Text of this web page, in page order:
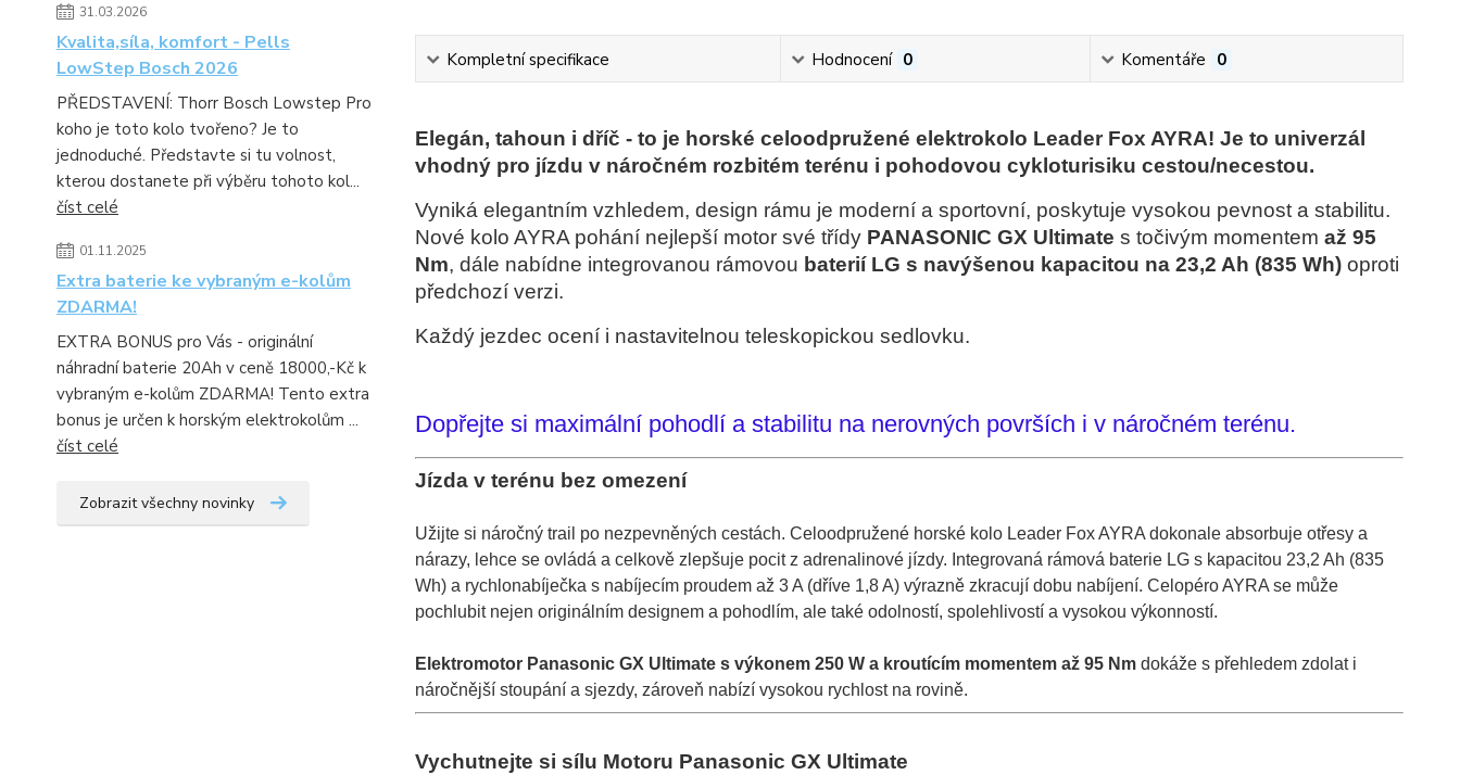
31.03.2026
Kvalita,síla, komfort - Pells
LowStep Bosch 2026
PŘEDSTAVENÍ: Thorr Bosch Lowstep Pro
koho je toto kolo tvořeno? Je to
jednoduché. Představte si tu volnost,
kterou dostanete při výběru tohoto kol...
číst celé
01.11.2025
Extra baterie ke vybraným e-kolům
ZDARMA!
EXTRA BONUS pro Vás - originální
náhradní baterie 20Ah v ceně 18000,-Kč k
vybraným e-kolům ZDARMA! Tento extra
bonus je určen k horským elektrokolům ...
číst celé
Zobrazit všechny novinky
Kompletní specifikace Hodnocení 0 Komentáře 0
Elegán, tahoun i dříč - to je horské celoodpružené elektrokolo Leader Fox AYRA! Je to univerzál
vhodný pro jízdu v náročném rozbitém terénu i pohodovou cykloturisiku cestou/necestou.
Vyniká elegantním vzhledem, design rámu je moderní a sportovní, poskytuje vysokou pevnost a stabilitu.
Nové kolo AYRA pohání nejlepší motor své třídy PANASONIC GX Ultimate s točivým momentem až 95
Nm, dále nabídne integrovanou rámovou baterií LG s navýšenou kapacitou na 23,2 Ah (835 Wh)oproti
předchozí verzi.
Každý jezdec ocení i nastavitelnou teleskopickou sedlovku.
Dopřejte si maximální pohodlí a stabilitu na nerovných površích i v náročném terénu.
Jízda v terénu bez omezení
Užijte si náročný trail po nezpevněných cestách. Celoodpružené horské kolo Leader Fox AYRA dokonale absorbuje otřesy a
nárazy, lehce se ovládá a celkově zlepšuje pocit z adrenalinové jízdy. Integrovaná rámová baterie LG s kapacitou 23,2 Ah (835
Wh) a rychlonabíječka s nabíjecím proudem až 3 A (dříve 1,8 A) výrazně zkracují dobu nabíjení. Celopéro AYRA se může
pochlubit nejen originálním designem a pohodlím, ale také odolností, spolehlivostí a vysokou výkonností.
Elektromotor Panasonic GX Ultimate s výkonem 250 W a kroutícím momentem až 95 Nmdokáže s přehledem zdolat i
náročnější stoupání a sjezdy, zároveň nabízí vysokou rychlost na rovině.
Vychutnejte si sílu Motoru Panasonic GX Ultimate